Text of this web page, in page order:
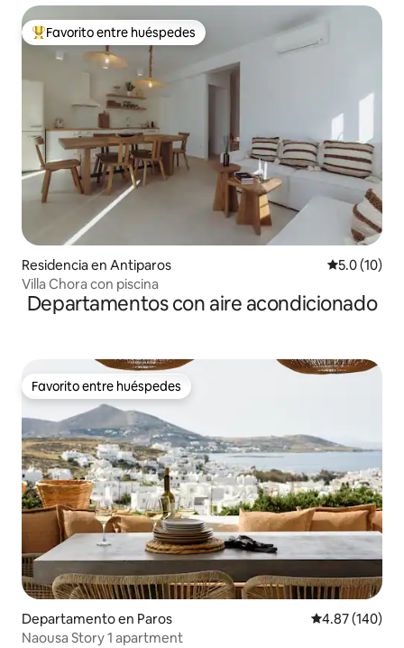
De los mejores en Favorito entre huéspedes
Favorito entre huéspedes
Residencia en Antiparos Calificación
5.0 (10)
Villa Chora con piscina
Departamentos con aire acondicionado
Favorito entre huéspedes
Favorito entre huéspedes
Departamento en Paros Calificación
4.87 (140)
Naousa Story 1 apartment